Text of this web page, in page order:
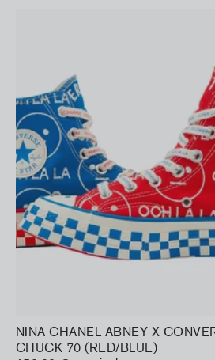
NINA CHANEL ABNEY X
CHUCK 70 (RED/BLUE)